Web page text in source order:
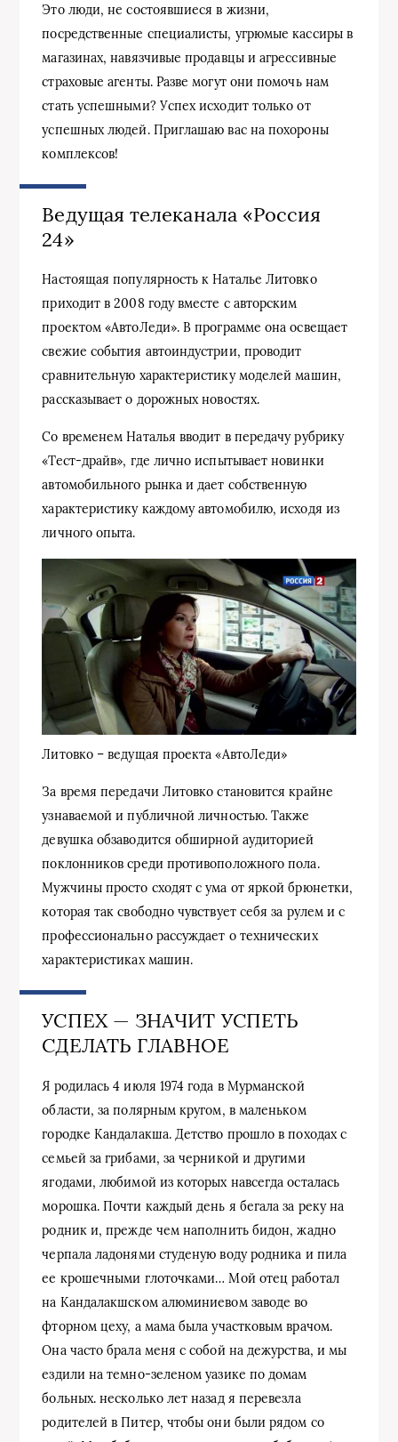
Это люди, не состоявшиеся в жизни,
посредственные специалисты, угрюмые кассиры в
магазинах, навязчивые продавцы и агрессивные
страховые агенты. Разве могут они помочь нам
стать успешными? Успех исходит только от
успешных людей. Приглашаю вас на похороны
комплексов!
Ведущая телеканала «Россия
24»
Настоящая популярность к Наталье Литовко
приходит в 2008 году вместе с авторским
проектом «АвтоЛеди». В программе она освещает
свежие события автоиндустрии, проводит
сравнительную характеристику моделей машин,
рассказывает о дорожных новостях.
Со временем Наталья вводит в передачу рубрику
«Тест-драйв», где лично испытывает новинки
автомобильного рынка и дает собственную
характеристику каждому автомобилю, исходя из
личного опыта.
Литовко – ведущая проекта «АвтоЛеди»
За время передачи Литовко становится крайне
узнаваемой и публичной личностью. Также
девушка обзаводится обширной аудиторией
поклонников среди противоположного пола.
Мужчины просто сходят с ума от яркой брюнетки,
которая так свободно чувствует себя за рулем и с
профессионально рассуждает о технических
характеристиках машин.
УСПЕХ — ЗНАЧИТ УСПЕТЬ
СДЕЛАТЬ ГЛАВНОЕ
Я родилась 4 июля 1974 года в Мурманской
области, за полярным кругом, в маленьком
городке Кандалакша. Детство прошло в походах с
семьей за грибами, за черникой и другими
ягодами, любимой из которых навсегда осталась
морошка. Почти каждый день я бегала за реку на
родник и, прежде чем наполнить бидон, жадно
черпала ладонями студеную воду родника и пила
ее крошечными глоточками… Мой отец работал
на Кандалакшском алюминиевом заводе во
фторном цеху, а мама была участковым врачом.
Она часто брала меня с собой на дежурства, и мы
ездили на темно-зеленом уазике по домам
больных. несколько лет назад я перевезла
родителей в Питер, чтобы они были рядом со